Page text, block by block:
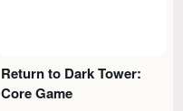
Return to Dark Tower:
Core Game